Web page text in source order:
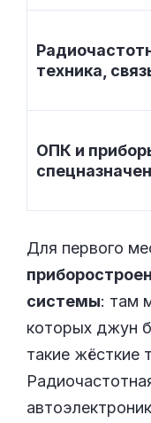
техника,
ОПК и
Для первого
системы: там
которых джун
такие жёсткие